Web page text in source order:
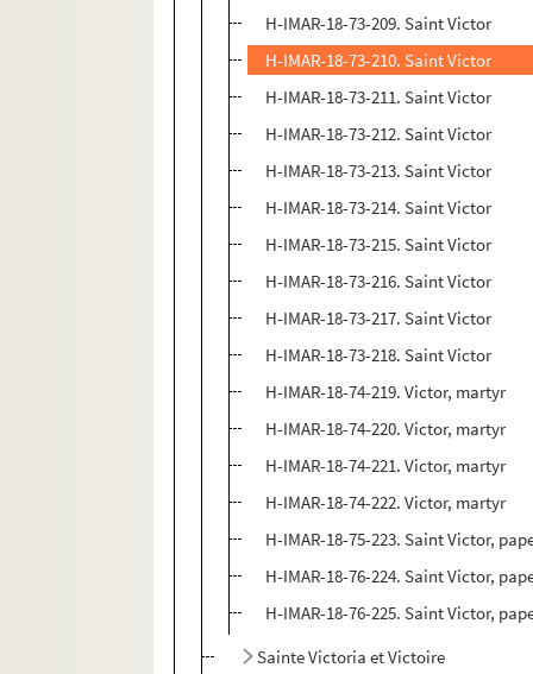
H-IMAR-18-73-209. Saint Victor
H-IMAR-18-73-210. Saint Victor
H-IMAR-18-73-211. Saint Victor
H-IMAR-18-73-212. Saint Victor
H-IMAR-18-73-213. Saint Victor
H-IMAR-18-73-214. Saint Victor
H-IMAR-18-73-215. Saint Victor
H-IMAR-18-73-216. Saint Victor
H-IMAR-18-73-217. Saint Victor
H-IMAR-18-73-218. Saint Victor
H-IMAR-18-74-219. Victor, martyr
H-IMAR-18-74-220. Victor, martyr
H-IMAR-18-74-221. Victor, martyr
H-IMAR-18-74-222. Victor, martyr
H-IMAR-18-75-223. Saint Victor,
H-IMAR-18-76-224. Saint Victor,
H-IMAR-18-76-225. Saint Victor,
Sainte Victoria et Victoire